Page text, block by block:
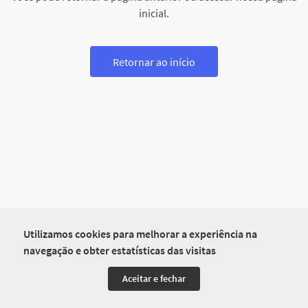
Utilizamos cookies para melhorar a experiência na
navegação e obter estatísticas das visitas
Aceitar e fechar
inicial.
Retornar ao início